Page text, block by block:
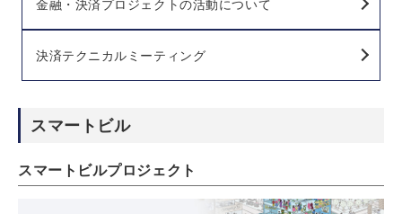
金融・決済プロジェクトの活動について
決済テクニカルミーティング
スマートビル
スマートビルプロジェクト